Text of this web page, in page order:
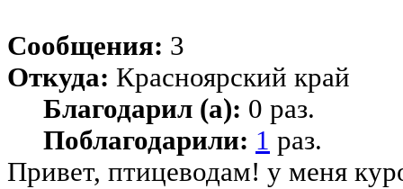
Сообщения: 3
Откуда: Красноярский край
Благодарил (а): 0 раз.
Поблагодарили: 1 раз.
Привет, птицеводам! у меня